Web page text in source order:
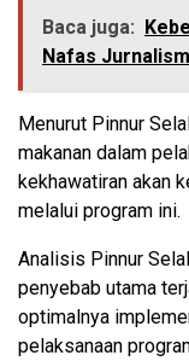
Baca juga:
Nafas
Menurut Pinnur
makanan dalam
kekhawatiran akan
melalui program ini.
Analisis Pinnur
penyebab utama
optimalnya
pelaksanaan